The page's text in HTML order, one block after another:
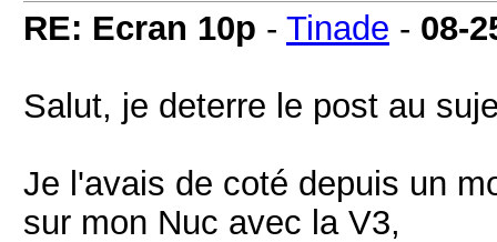
RE: Ecran 10p - Tinade - 08-
Salut, je deterre le post au
Je l'avais de coté depuis un
sur mon Nuc avec la V3,